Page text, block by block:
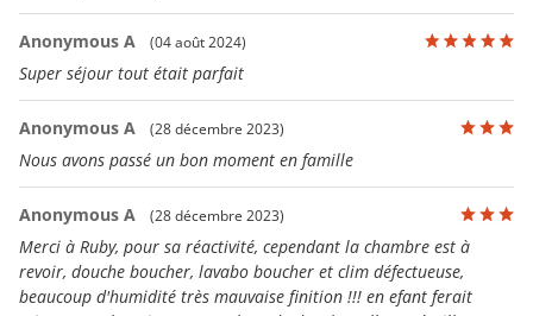
Anonymous A (04 août 2024)
Super séjour tout était parfait
Anonymous A (28 décembre 2023)
Nous avons passé un bon moment en famille
Anonymous A (28 décembre 2023)
Merci à Ruby, pour sa réactivité, cependant la chambre est à
revoir, douche boucher, lavabo boucher et clim défectueuse,
beaucoup d'humidité très mauvaise finition !!! en efant ferait